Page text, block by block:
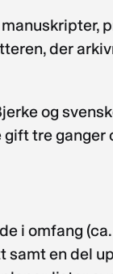
der
og
tre ganger
i omfang (ca.
samt en del